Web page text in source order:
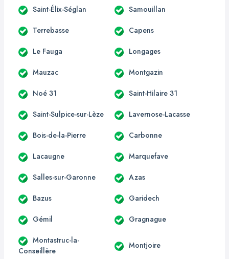
Saint-Élix-Séglan Samouillan
Terrebasse Capens
Le Fauga Longages
Mauzac Montgazin
Noé 31 Saint-Hilaire 31
Saint-Sulpice-sur-Lèze Lavernose-Lacasse
Bois-de-la-Pierre Carbonne
Lacaugne Marquefave
Salles-sur-Garonne Azas
Bazus Garidech
Gémil Gragnague
Montastruc-la-
Conseillère
Montjoire